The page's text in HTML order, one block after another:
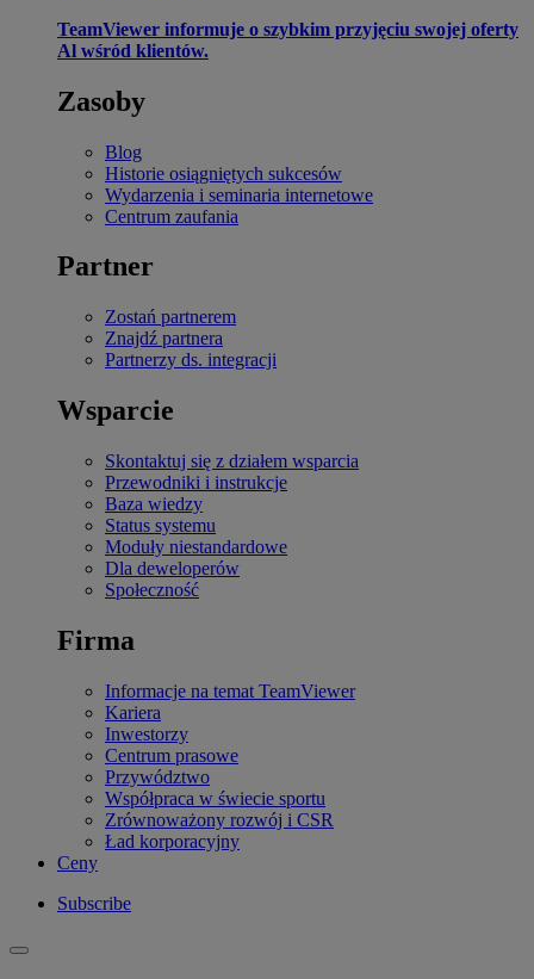
TeamViewer informuje o szybkim przyjęciu swojej oferty
Al wśród klientów.
Zasoby
Blog
Historie osiągniętych sukcesów
Wydarzenia i seminaria internetowe
Centrum zaufania
Partner
Zostań partnerem
Znajdź partnera
Partnerzy ds. integracji
Wsparcie
Skontaktuj się z działem wsparcia
Przewodniki i instrukcje
Baza wiedzy
Status systemu
Moduły niestandardowe
Dla deweloperów
Społeczność
Firma
Informacje na temat TeamViewer
Kariera
Inwestorzy
Centrum prasowe
Przywództwo
Współpraca w świecie sportu
Zrównoważony rozwój i CSR
Ład korporacyjny
Ceny
Subscribe